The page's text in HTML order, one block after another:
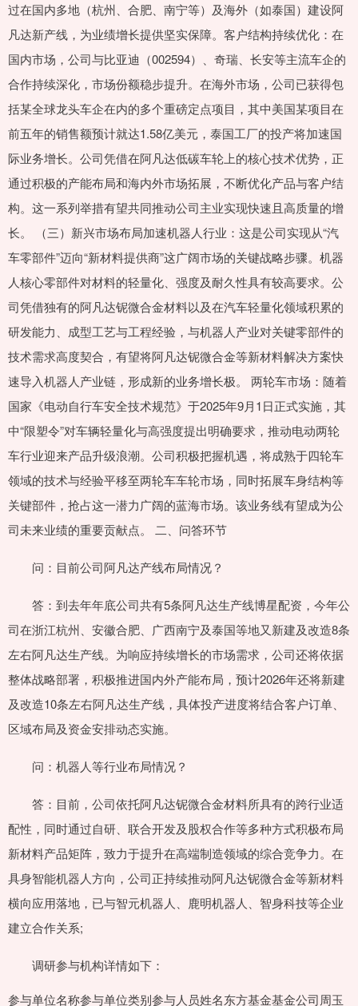
过在国内多地（杭州、合肥、南宁等）及海外（如泰国）建设阿
凡达新产线，为业绩增长提供坚实保障。客户结构持续优化：在
国内市场，公司与比亚迪（002594）、奇瑞、长安等主流车企的
合作持续深化，市场份额稳步提升。在海外市场，公司已获得包
括某全球龙头车企在内的多个重磅定点项目，其中美国某项目在
前五年的销售额预计就达1.58亿美元，泰国工厂的投产将加速国
际业务增长。公司凭借在阿凡达低碳车轮上的核心技术优势，正
通过积极的产能布局和海内外市场拓展，不断优化产品与客户结
构。这一系列举措有望共同推动公司主业实现快速且高质量的增
长。 （三）新兴市场布局加速机器人行业：这是公司实现从“汽
车零部件”迈向“新材料提供商”这广阔市场的关键战略步骤。机器
人核心零部件对材料的轻量化、强度及耐久性具有较高要求。公
司凭借独有的阿凡达铌微合金材料以及在汽车轻量化领域积累的
研发能力、成型工艺与工程经验，与机器人产业对关键零部件的
技术需求高度契合，有望将阿凡达铌微合金等新材料解决方案快
速导入机器人产业链，形成新的业务增长极。 两轮车市场：随着
国家《电动自行车安全技术规范》于2025年9月1日正式实施，其
中“限塑令”对车辆轻量化与高强度提出明确要求，推动电动两轮
车行业迎来产品升级浪潮。公司积极把握机遇，将成熟于四轮车
领域的技术与经验平移至两轮车车轮市场，同时拓展车身结构等
关键部件，抢占这一潜力广阔的蓝海市场。该业务线有望成为公
司未来业绩的重要贡献点。 二、问答环节
问：目前公司阿凡达产线布局情况？
答：到去年年底公司共有5条阿凡达生产线博星配资，今年公
司在浙江杭州、安徽合肥、广西南宁及泰国等地又新建及改造8条
左右阿凡达生产线。为响应持续增长的市场需求，公司还将依据
整体战略部署，积极推进国内外产能布局，预计2026年还将新建
及改造10条左右阿凡达生产线，具体投产进度将结合客户订单、
区域布局及资金安排动态实施。
问：机器人等行业布局情况？
答：目前，公司依托阿凡达铌微合金材料所具有的跨行业适
配性，同时通过自研、联合开发及股权合作等多种方式积极布局
新材料产品矩阵，致力于提升在高端制造领域的综合竞争力。在
具身智能机器人方向，公司正持续推动阿凡达铌微合金等新材料
横向应用落地，已与智元机器人、鹿明机器人、智身科技等企业
建立合作关系;
调研参与机构详情如下：
参与单位名称参与单位类别参与人员姓名东方基金基金公司周玉